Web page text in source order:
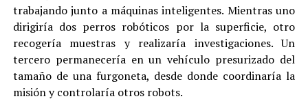
trabajando junto a máquinas inteligentes. Mientras uno
dirigiría dos perros robóticos por la superficie, otro
recogería muestras y realizaría investigaciones. Un
tercero permanecería en un vehículo presurizado del
tamaño de una furgoneta, desde donde coordinaría la
misión y controlaría otros robots.